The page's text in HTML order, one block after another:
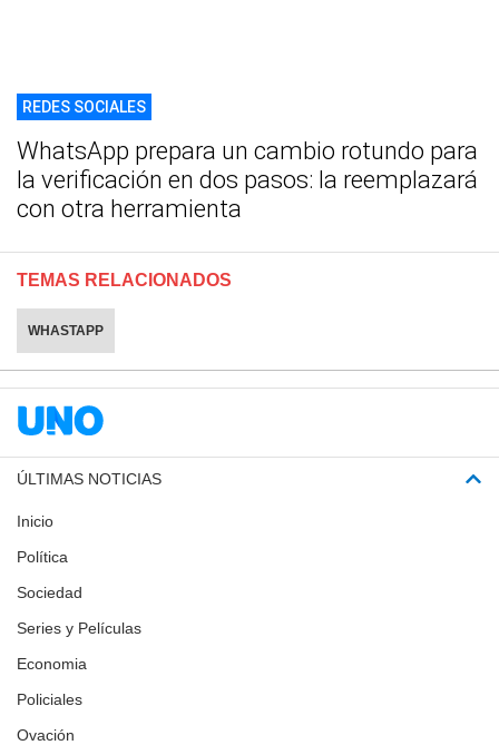
REDES SOCIALES
WhatsApp prepara un cambio rotundo para
la verificación en dos pasos: la reemplazará
con otra herramienta
TEMAS RELACIONADOS
WHASTAPP
ÚLTIMAS NOTICIAS
Inicio
Política
Sociedad
Series y Películas
Economia
Policiales
Ovación